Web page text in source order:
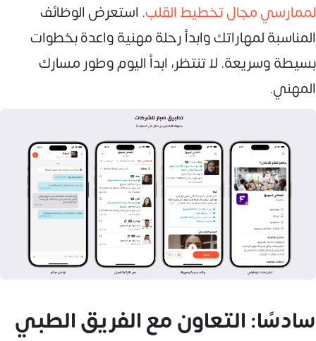
لممارسي مجال تخطيط القلب. استعرض الوظائف
المناسبة لمهاراتك وابدأ رحلة مهنية واعدة بخطوات
بسيطة وسريعة. لا تنتظر، ابدأ اليوم وطور مسارك
المهني.
سادسًا: التعاون مع الفريق الطبي